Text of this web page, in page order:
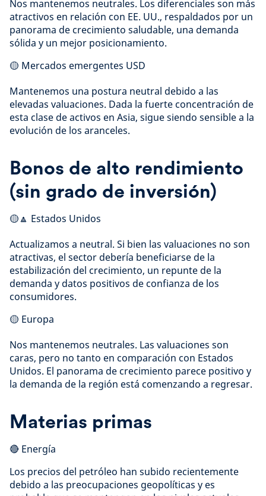
Nos mantenemos neutrales. Los diferenciales son más
atractivos en relación con EE. UU., respaldados por un
panorama de crecimiento saludable, una demanda
sólida y un mejor posicionamiento.
🟡 Mercados emergentes USD
Mantenemos una postura neutral debido a las
elevadas valuaciones. Dada la fuerte concentración de
esta clase de activos en Asia, sigue siendo sensible a la
evolución de los aranceles.
Bonos de alto rendimiento
(sin grado de inversión)
🟡🔼 Estados Unidos
Actualizamos a neutral. Si bien las valuaciones no son
atractivas, el sector debería beneficiarse de la
estabilización del crecimiento, un repunte de la
demanda y datos positivos de confianza de los
consumidores.
🟡 Europa
Nos mantenemos neutrales. Las valuaciones son
caras, pero no tanto en comparación con Estados
Unidos. El panorama de crecimiento parece positivo y
la demanda de la región está comenzando a regresar.
Materias primas
🔴 Energía
Los precios del petróleo han subido recientemente
debido a las preocupaciones geopolíticas y es